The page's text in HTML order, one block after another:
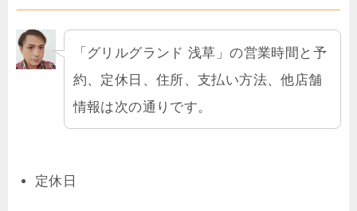
「グリルグランド 浅草」の営業時間と予
約、定休日、住所、支払い方法、他店舗
情報は次の通りです。
定休日